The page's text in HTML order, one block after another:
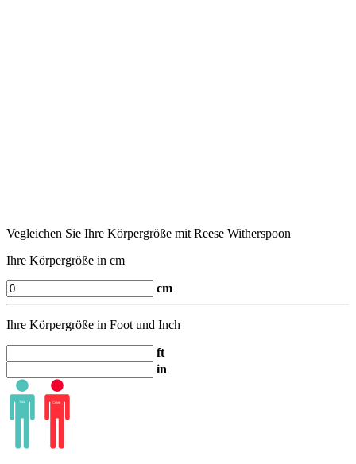
Vegleichen Sie Ihre Körpergröße mit Reese Witherspoon
Ihre Körpergröße in cm
cm
Ihre Körpergröße in Foot und Inch
ft
in